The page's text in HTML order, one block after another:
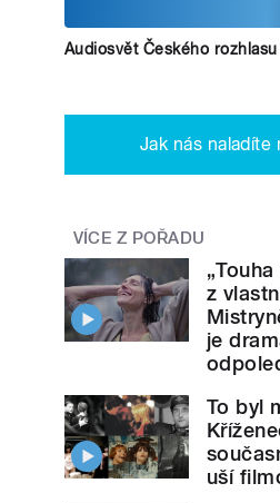
Audiosvět Českého
Jak nás naladíte
VÍCE Z POŘADU
z
je
To byl
uší